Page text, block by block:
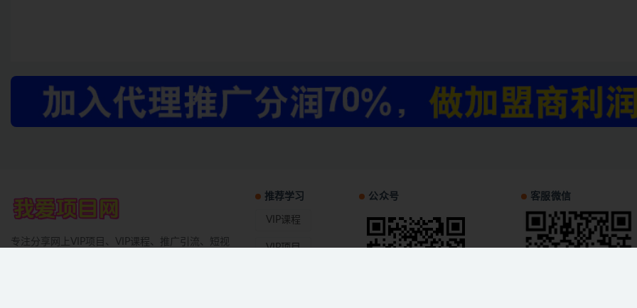
专注分享网上VIP项目、VIP课程、推广引流、短视
推荐学习
VIP课程
VIP项目
公众号 客服微信